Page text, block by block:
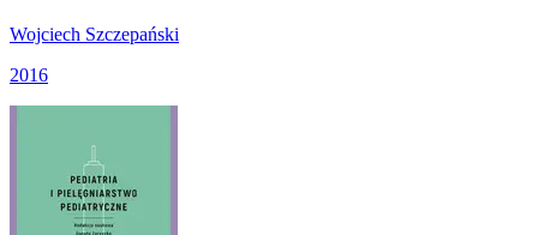
Wojciech Szczepański
2016